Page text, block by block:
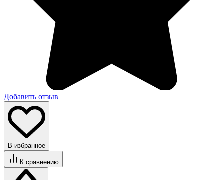
Добавить отзыв
В избранное
К сравнению